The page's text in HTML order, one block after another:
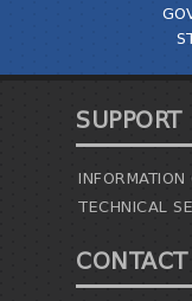
SUPPORT
INFORMATION
TECHNICAL
CONTACT